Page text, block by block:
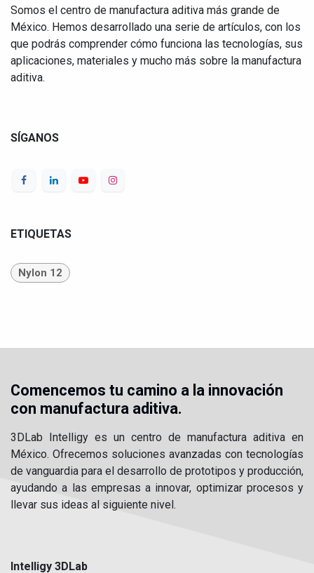
Somos el centro de manufactura aditiva más grande de
México. Hemos desarrollado una serie de artículos, con los
que podrás comprender cómo funciona las tecnologías, sus
aplicaciones, materiales y mucho más sobre la manufactura
aditiva.
SÍGANOS
ETIQUETAS
Nylon 12
Comencemos tu camino a la innovación
con manufactura aditiva.
3DLab Intelligy es un centro de manufactura aditiva en
México. Ofrecemos soluciones avanzadas con tecnologías
de vanguardia para el desarrollo de prototipos y producción,
ayudando a las empresas a innovar, optimizar procesos y
llevar sus ideas al siguiente nivel.
Intelligy 3DLab